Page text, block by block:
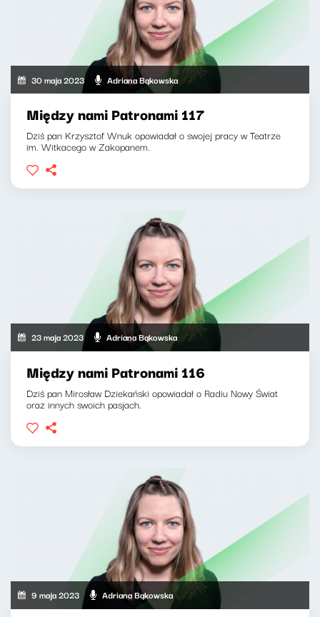
30 maja 2023 Adriana Bąkowska
Między nami Patronami 117
Dziś pan Krzysztof Wnuk opowiadał o swojej pracy w Teatrze
im. Witkacego w Zakopanem.
23 maja 2023 Adriana Bąkowska
Między nami Patronami 116
Dziś pan Mirosław Dziekański opowiadał o Radiu Nowy Świat
oraz innych swoich pasjach.
9 maja 2023 Adriana Bąkowska